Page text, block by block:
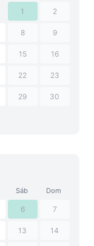
1 2
8 9
15 16
22 23
29 30
Sáb Dom
6 7
13 14